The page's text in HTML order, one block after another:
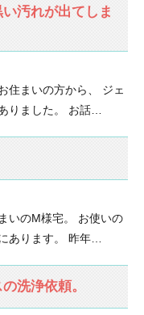
汚れが出てしま
住まいの方から、 ジェ
りました。 お話…
いのM様宅。 お使いの
あります。 昨年…
洗浄依頼。